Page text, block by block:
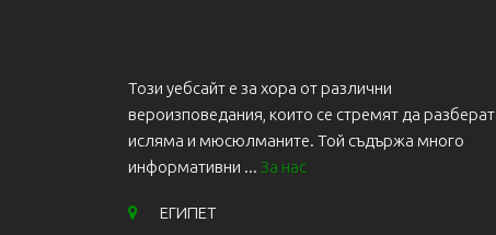
Този уебсайт е за хора от различни
вероизповедания, които се стремят да разберат
исляма и мюсюлманите. Той съдържа много
информативни ... За нас
ЕГИПЕТ